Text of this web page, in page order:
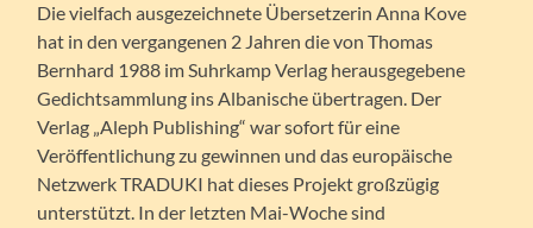
Die vielfach ausgezeichnete Übersetzerin Anna Kove
hat in den vergangenen 2 Jahren die von Thomas
Bernhard 1988 im Suhrkamp Verlag herausgegebene
Gedichtsammlung ins Albanische übertragen. Der
Verlag „Aleph Publishing“ war sofort für eine
Veröffentlichung zu gewinnen und das europäische
Netzwerk TRADUKI hat dieses Projekt großzügig
unterstützt. In der letzten Mai-Woche sind